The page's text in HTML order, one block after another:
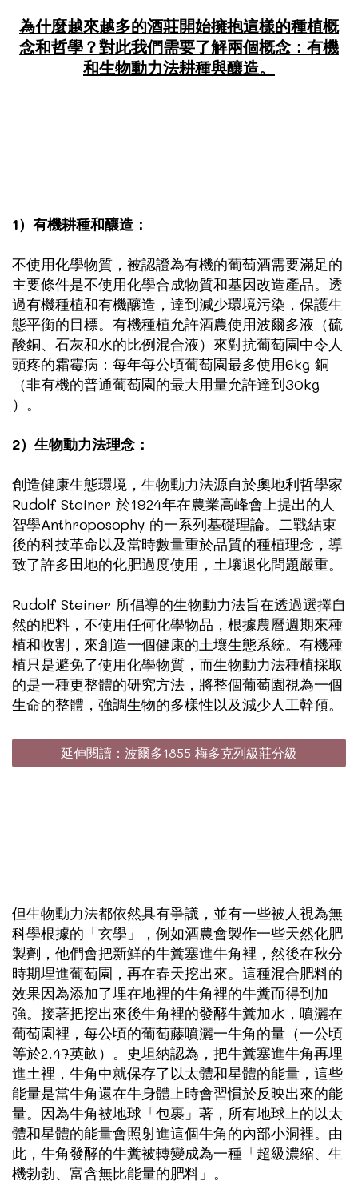
為什麼越來越多的酒莊開始擁抱這樣的種植概
念和哲學？對此我們需要了解兩個概念：有機
和生物動力法耕種與釀造。
1）有機耕種和釀造：
不使用化學物質，被認證為有機的葡萄酒需要滿足的
主要條件是不使用化學合成物質和基因改造產品。透
過有機種植和有機釀造，達到減少環境污染，保護生
態平衡的目標。有機種植允許酒農使用波爾多液（硫
酸銅、石灰和水的比例混合液）來對抗葡萄園中令人
頭疼的霜霉病：每年每公頃葡萄園最多使用6kg 銅
（非有機的普通葡萄園的最大用量允許達到30kg
）。
2）生物動力法理念：
創造健康生態環境，生物動力法源自於奧地利哲學家
Rudolf Steiner 於1924年在農業高峰會上提出的人
智學Anthroposophy 的一系列基礎理論。二戰結束
後的科技革命以及當時數量重於品質的種植理念，導
致了許多田地的化肥過度使用，土壤退化問題嚴重。
Rudolf Steiner 所倡導的生物動力法旨在透過選擇自
然的肥料，不使用任何化學物品，根據農曆週期來種
植和收割，來創造一個健康的土壤生態系統。有機種
植只是避免了使用化學物質，而生物動力法種植採取
的是一種更整體的研究方法，將整個葡萄園視為一個
生命的整體，強調生物的多樣性以及減少人工幹預。
延伸閱讀：波爾多1855 梅多克列級莊分級
但生物動力法都依然具有爭議，並有一些被人視為無
科學根據的「玄學」，例如酒農會製作一些天然化肥
製劑，他們會把新鮮的牛糞塞進牛角裡，然後在秋分
時期埋進葡萄園，再在春天挖出來。這種混合肥料的
效果因為添加了埋在地裡的牛角裡的牛糞而得到加
強。接著把挖出來後牛角裡的發酵牛糞加水，噴灑在
葡萄園裡，每公頃的葡萄藤噴灑一牛角的量（一公頃
等於2.47英畝）。史坦納認為，把牛糞塞進牛角再埋
進土裡，牛角中就保存了以太體和星體的能量，這些
能量是當牛角還在牛身體上時會習慣於反映出來的能
量。因為牛角被地球「包裹」著，所有地球上的以太
體和星體的能量會照射進這個牛角的內部小洞裡。由
此，牛角發酵的牛糞被轉變成為一種「超級濃縮、生
機勃勃、富含無比能量的肥料」。